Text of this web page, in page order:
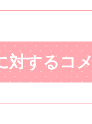
対するコ